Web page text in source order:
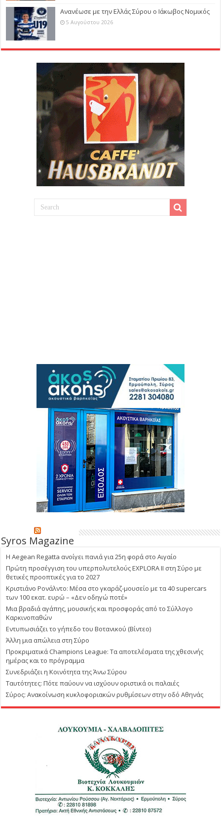
Ανανέωσε με την Ελλάς Σύρου ο Ιάκωβος Νομικός
5 Αυγούστου 2026
Syros Magazine
Η Aegean Regatta ανοίγει πανιά για 25η φορά στο Αιγαίο
Πρώτη προσέγγιση του υπερπολυτελούς EXPLORA II στη Σύρο με
θετικές προοπτικές για το 2027
Κριστιάνο Ρονάλντο: Μέσα στο γκαράζ-μουσείο με τα 40 supercars
των 100 εκατ. ευρώ – «Δεν οδηγώ ποτέ»
Μια βραδιά αγάπης, μουσικής και προσφοράς από το Σύλλογο
Καρκινοπαθών
Εντυπωσιάζει το γήπεδο του Βοτανικού (Βίντεο)
Άλλη μια απώλεια στη Σύρο
Προκριματικά Champions League: Τα αποτελέσματα της χθεσινής
ημέρας και το πρόγραμμα
Συνεδριάζει η Κοινότητα της Άνω Σύρου
Ταυτότητες: Πότε παύουν να ισχύουν οριστικά οι παλαιές
Σύρος: Ανακοίνωση κυκλοφοριακών ρυθμίσεων στην οδό Αθηνάς